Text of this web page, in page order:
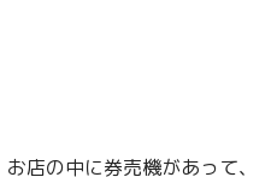
店の中に券売機があって、